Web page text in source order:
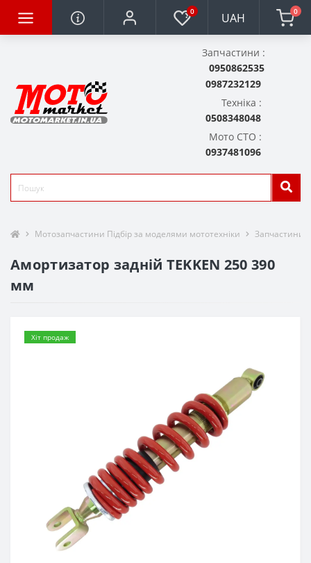
0 UAH 0
Запчастини :
0950862535
0987232129
Техніка :
0508348048
Мото СТО :
0937481096
Мотозапчастини Підбір за моделями мототехніки Запчастини
Амортизатор задній TEKKEN 250 390
мм
Хіт продаж